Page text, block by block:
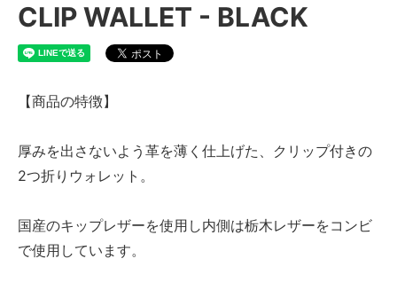
CLIP WALLET - BLACK
【商品の特徴】
厚みを出さないよう革を薄く仕上げた、クリップ付きの
2つ折りウォレット。
国産のキップレザーを使用し内側は栃木レザーをコンビ
で使用しています。